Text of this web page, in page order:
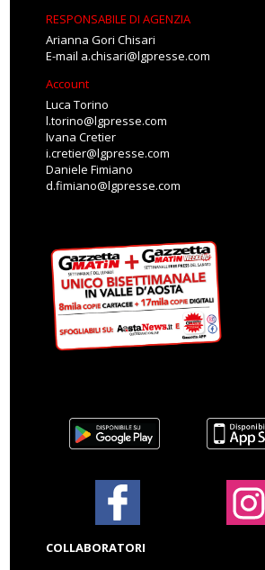
RESPONSABILE DI AGENZIA
Arianna Gori Chisari
E-mail a.chisari@lgpresse.com
Account
Luca Torino
l.torino@lgpresse.com
Ivana Cretier
i.cretier@lgpresse.com
Daniele Fimiano
d.fimiano@lgpresse.com
COLLABORATORI